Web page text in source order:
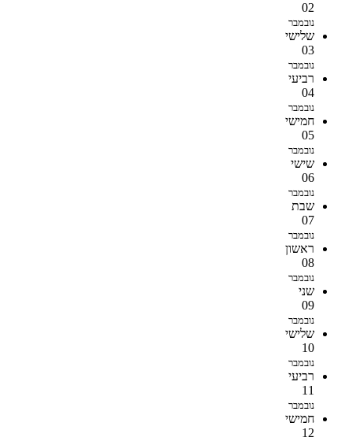
02
נובמבר
שלישי
03
נובמבר
רביעי
04
נובמבר
חמישי
05
נובמבר
שישי
06
נובמבר
שבת
07
נובמבר
ראשון
08
נובמבר
שני
09
נובמבר
שלישי
10
נובמבר
רביעי
11
נובמבר
חמישי
12